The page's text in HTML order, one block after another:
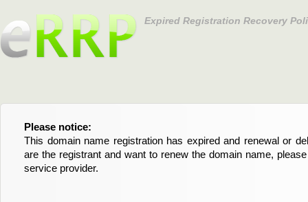
Expired Registration Recovery
Please notice:
This domain name registration has expired and renewal or
are the registrant and want to renew the domain name,
service provider.
Bitte beachten Sie:
Diese Domainregistrierung ist abgelaufen und die
Domain stehen an. Wenn Sie der Registrant sind und
verlängern möchten, kontaktieren Sie bitte Ihren Service-